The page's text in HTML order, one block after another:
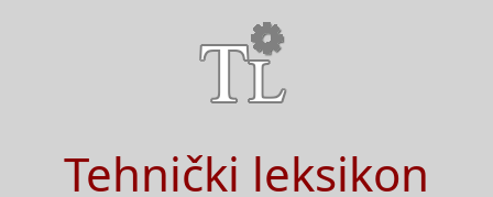
Tehnički leksikon